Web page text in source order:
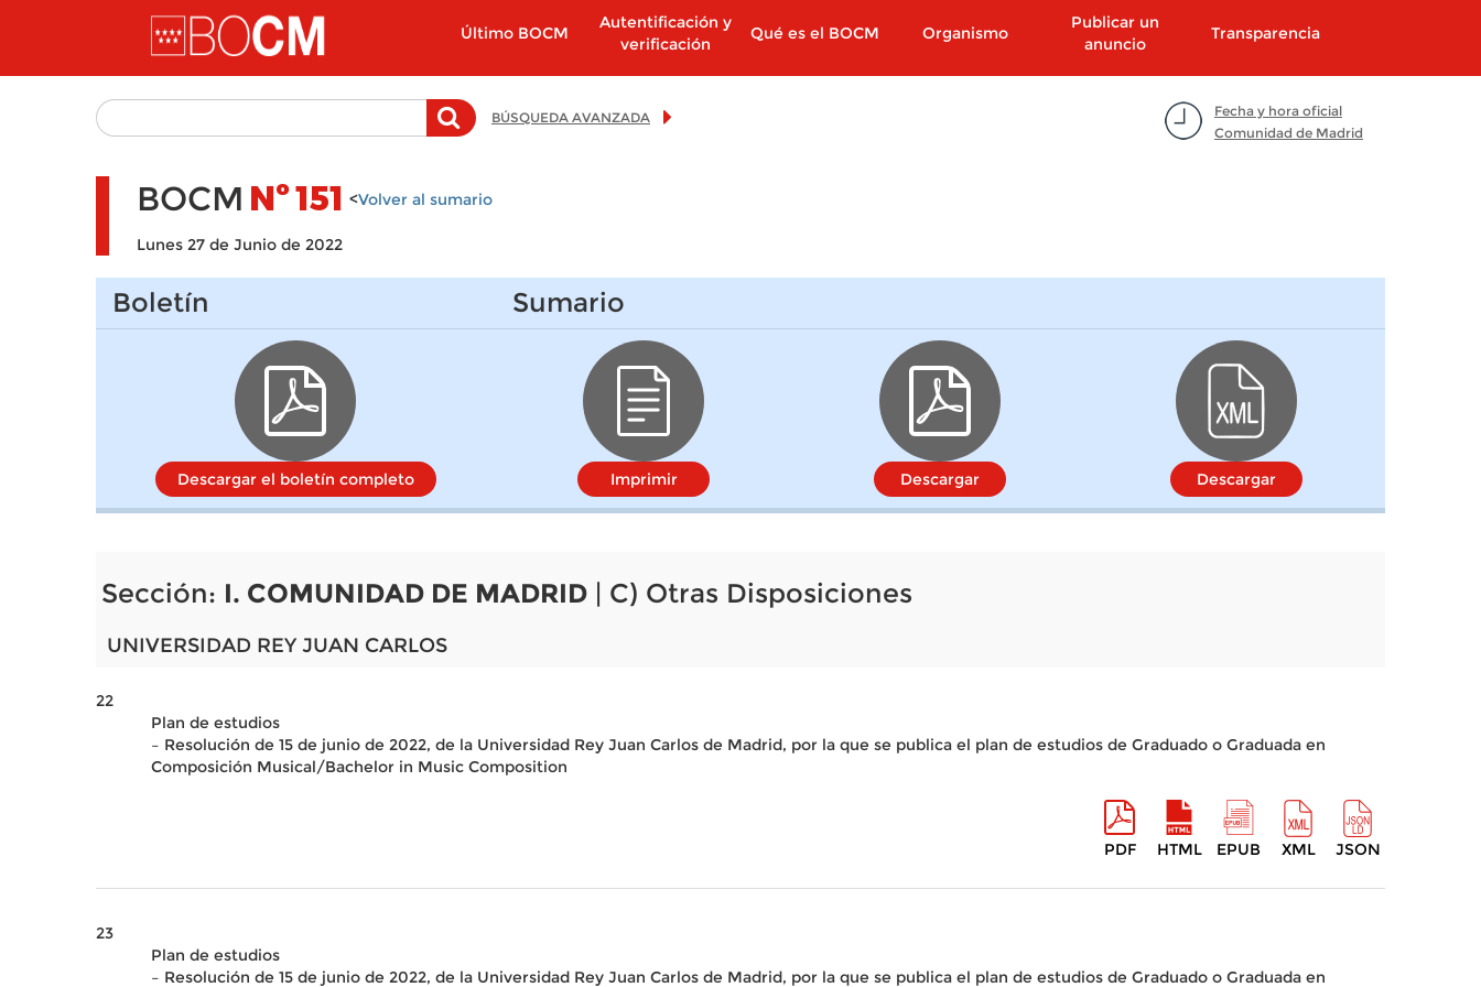
Pasar al contenido principal
Último BOCM
Autentificación y
verificación
Qué es el BOCM Organismo
Publicar un
anuncio
Transparencia
Fecha y hora oficial
Comunidad de Madrid
BÚSQUEDA AVANZADA
BOCM Nº151 <Volver al sumario
Lunes 27 de Junio de 2022
Boletín
Descargar el boletín completo
Sumario
Imprimir Descargar Descargar
Sección: I. COMUNIDAD DE MADRID | C) Otras Disposiciones
UNIVERSIDAD REY JUAN CARLOS
22
Plan de estudios
– Resolución de 15 de junio de 2022, de la Universidad Rey Juan Carlos de Madrid, por la que se publica el plan de estudios de Graduado o Graduada en
Composición Musical/Bachelor in Music Composition
PDF HTML EPUB XML JSON
23
Plan de estudios
– Resolución de 15 de junio de 2022, de la Universidad Rey Juan Carlos de Madrid, por la que se publica el plan de estudios de Graduado o Graduada en